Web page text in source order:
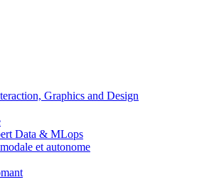
Graphics and Design
Data & MLops
et autonome